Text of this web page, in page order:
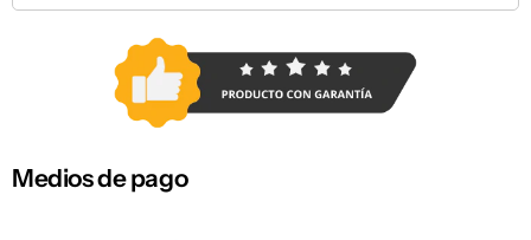
Medios de pago